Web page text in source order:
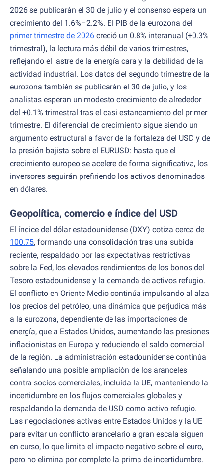
2026 se publicarán el 30 de julio y el consenso espera un
crecimiento del 1.6%–2.2%. El PIB de la eurozona del
primer trimestre de 2026 creció un 0.8% interanual (+0.3%
trimestral), la lectura más débil de varios trimestres,
reflejando el lastre de la energía cara y la debilidad de la
actividad industrial. Los datos del segundo trimestre de la
eurozona también se publicarán el 30 de julio, y los
analistas esperan un modesto crecimiento de alrededor
del +0.1% trimestral tras el casi estancamiento del primer
trimestre. El diferencial de crecimiento sigue siendo un
argumento estructural a favor de la fortaleza del USD y de
la presión bajista sobre el EURUSD: hasta que el
crecimiento europeo se acelere de forma significativa, los
inversores seguirán prefiriendo los activos denominados
en dólares.
Geopolítica, comercio e índice del USD
El índice del dólar estadounidense (DXY) cotiza cerca de
100.75, formando una consolidación tras una subida
reciente, respaldado por las expectativas restrictivas
sobre la Fed, los elevados rendimientos de los bonos del
Tesoro estadounidense y la demanda de activos refugio.
El conflicto en Oriente Medio continúa impulsando al alza
los precios del petróleo, una dinámica que perjudica más
a la eurozona, dependiente de las importaciones de
energía, que a Estados Unidos, aumentando las presiones
inflacionistas en Europa y reduciendo el saldo comercial
de la región. La administración estadounidense continúa
señalando una posible ampliación de los aranceles
contra socios comerciales, incluida la UE, manteniendo la
incertidumbre en los flujos comerciales globales y
respaldando la demanda de USD como activo refugio.
Las negociaciones activas entre Estados Unidos y la UE
para evitar un conflicto arancelario a gran escala siguen
en curso, lo que limita el impacto negativo sobre el euro,
pero no elimina por completo la prima de incertidumbre.